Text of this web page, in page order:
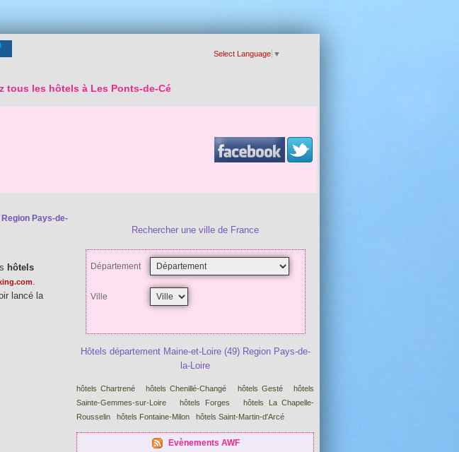
Select Language ▼
tous les hôtels à Les Ponts-de-Cé
Pays-de-
hôtels
lancé la
Rechercher une ville de France
Département
Ville
Hôtels département Maine-et-Loire (49) Region Pays-de-
la-Loire
hôtels Chartrené hôtels Chenillé-Changé hôtels Gesté
hôtels
Sainte-Gemmes-sur-Loire
hôtels Forges
hôtels La Chapelle-
Rousselin
hôtels Fontaine-Milon hôtels Saint-Martin-d'Arcé
Evènements AWF